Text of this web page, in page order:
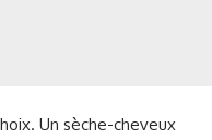
Un sèche-cheveux